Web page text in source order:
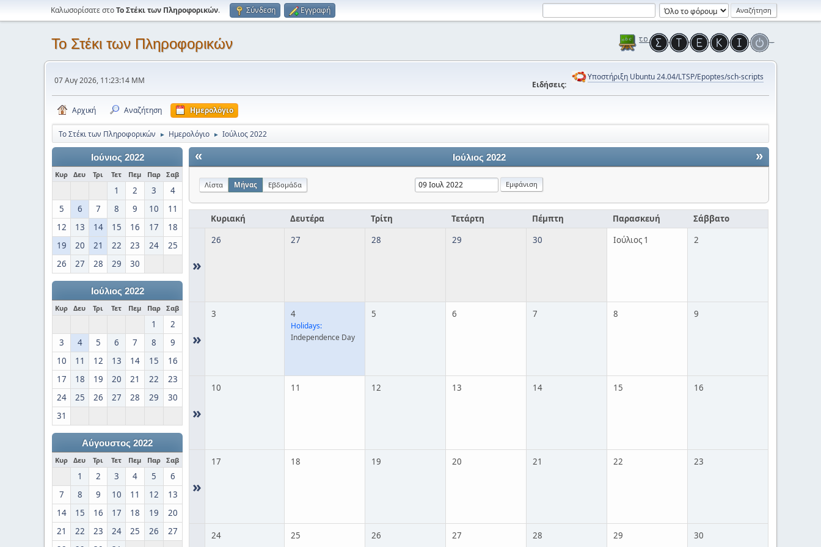
Καλωσορίσατε στοΤο Στέκι των Πληροφορικών. Σύνδεση Εγγραφή
Το Στέκι των Πληροφορικών
07 Αυγ 2026, 11:23:14 ΜΜ Ειδήσεις:
Υποστήριξη Ubuntu 24.04/LTSP/Epoptes/sch-scripts
Αρχική Αναζήτηση Ημερολόγιο
Το Στέκι των Πληροφορικών ► Ημερολόγιο ► Ιούλιος 2022
Ιούνιος 2022
Κυρ Δευ Τρι Τετ Πεμ Παρ Σαβ
1 2 3
4
5
6 7 8 9 10
11
12
13 14 15 16 17
18
19
20 21 22 23 24
25
26
27 28 29 30
Ιούλιος 2022
Κυρ Δευ Τρι Τετ Πεμ Παρ Σαβ
1
2
3
4 5 6 7 8
9
10
11 12 13 14 15
16
17
18 19 20 21 22
23
24
25 26 27 28 29
30
31
Αύγουστος 2022
Κυρ Δευ Τρι Τετ Πεμ Παρ Σαβ
1 2 3 4 5
6
7
8 9 10 11 12
13
14
15 16 17 18 19
20
21
22 23 24 25 26
27
« »
Ιούλιος 2022
Λίστα Μήνας Εβδομάδα
Κυριακή Δευτέρα Τρίτη Τετάρτη Πέμπτη Παρασκευή Σάββατο
»
26 27 28 29 30 Ιούλιος 1 2
»
3 4
Holidays:
Independence Day
5 6 7 8 9
»
10 11 12 13 14 15 16
»
17 18 19 20 21 22 23
24 25 26 27 28 29 30